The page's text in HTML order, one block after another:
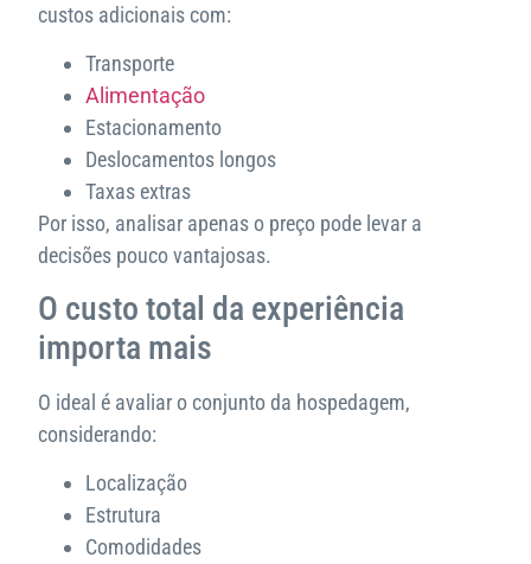
custos adicionais com:
Transporte
Alimentação
Estacionamento
Deslocamentos longos
Taxas extras
Por isso, analisar apenas o preço pode levar a
decisões pouco vantajosas.
O custo total da experiência
importa mais
O ideal é avaliar o conjunto da hospedagem,
considerando:
Localização
Estrutura
Comodidades